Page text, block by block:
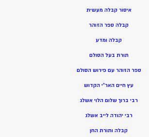
איסור קבלה מעשית
קבלה ספר הזוהר
קבלה ומדע
תורת בעל הסולם
ספר הזוהר עם פירוש הסולם
עץ חיים האר”י הקדוש
רבי ברוך שלום הלוי אשלג
רבי יהודה לייב אשלג
קבלה ותורת החן